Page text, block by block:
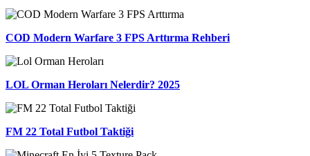
COD Modern Warfare 3 FPS Arttırma Rehberi
LOL Orman Heroları Nelerdir? 2025
FM 22 Total Futbol Taktiği